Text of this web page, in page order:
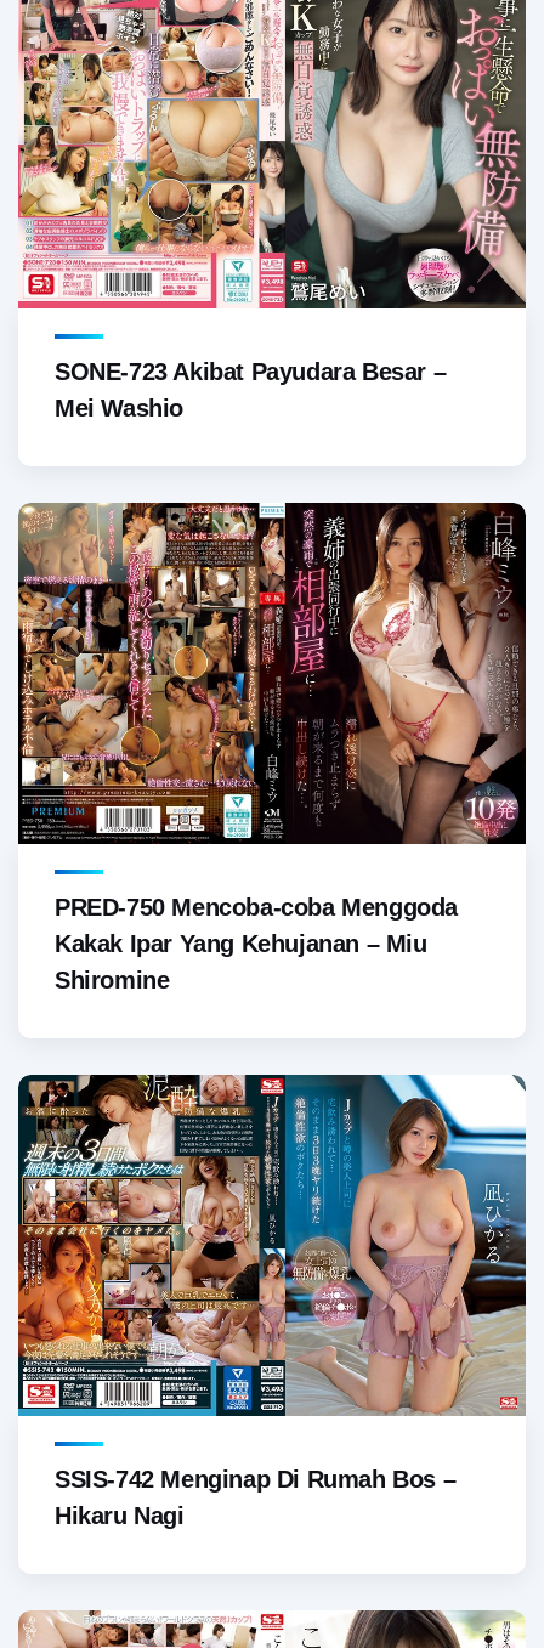
SONE-723 Akibat Payudara Besar –
Mei Washio
PRED-750 Mencoba-coba Menggoda
Kakak Ipar Yang Kehujanan – Miu
Shiromine
SSIS-742 Menginap Di Rumah Bos –
Hikaru Nagi